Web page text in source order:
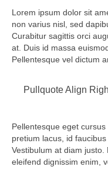
Lorem ipsum dolor sit
non varius nisl, sed
Curabitur sagittis orci
at. Duis id massa
Pellentesque vel dictum
Pullquote Align
Pellentesque eget
pretium lacus, id
Vestibulum at diam
eleifend dignissim enim,